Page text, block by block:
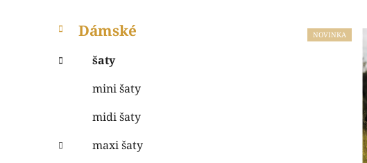
P
s
n
Přeskočit
kategorie
K
a
e
e
Dámské
šaty
mini šaty
midi šaty
maxi šaty
NOVINKA